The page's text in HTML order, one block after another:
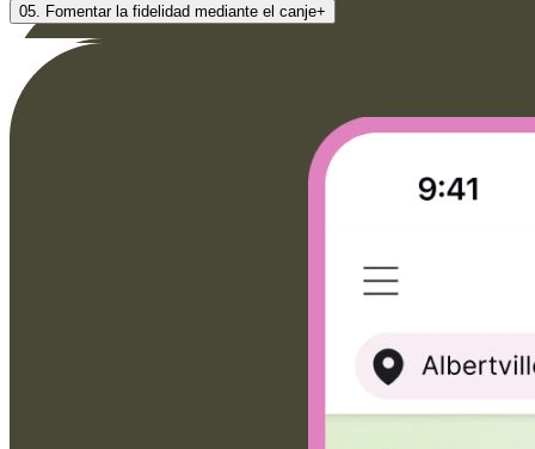
05. Fomentar la fidelidad mediante el canje+